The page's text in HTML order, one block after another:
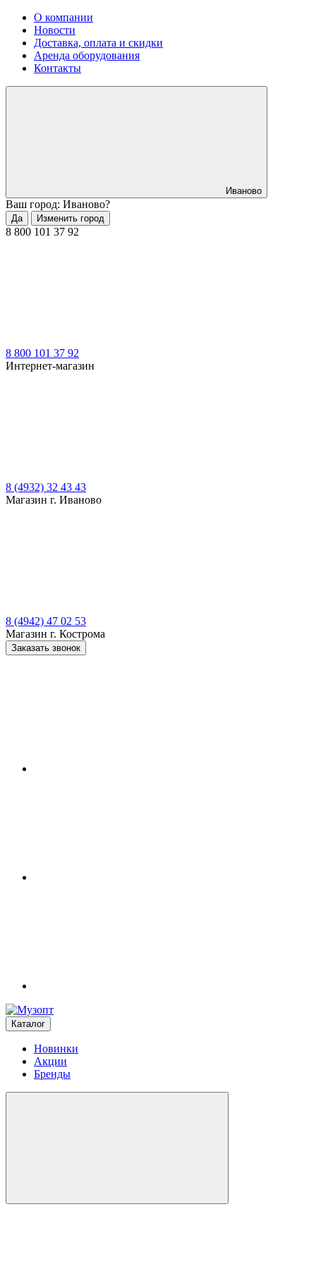
О компании
Новости
Доставка, оплата и скидки
Аренда оборудования
Контакты
Иваново
Ваш город: Иваново?
Да Изменить город
8 800 101 37 92
8 800 101 37 92
Интернет-магазин
8 (4932) 32 43 43
Магазин г. Иваново
8 (4942) 47 02 53
Магазин г. Кострома
Заказать звонок
Каталог
Новинки
Акции
Бренды